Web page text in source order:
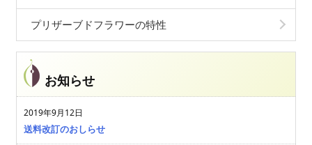
プリザーブドフラワーの特性
お知らせ
2019年9月12日
送料改訂のおしらせ